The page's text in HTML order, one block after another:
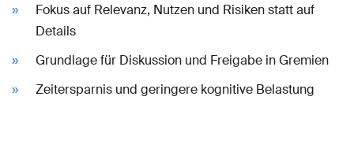
Fokus auf Relevanz, Nutzen und Risiken statt auf
Details
Grundlage für Diskussion und Freigabe in Gremien
Zeitersparnis und geringere kognitive Belastung